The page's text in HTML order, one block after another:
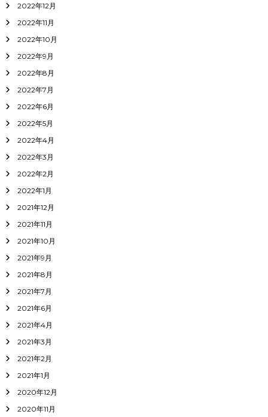
2022年12月
2022年11月
2022年10月
2022年9月
2022年8月
2022年7月
2022年6月
2022年5月
2022年4月
2022年3月
2022年2月
2022年1月
2021年12月
2021年11月
2021年10月
2021年9月
2021年8月
2021年7月
2021年6月
2021年4月
2021年3月
2021年2月
2021年1月
2020年12月
2020年11月